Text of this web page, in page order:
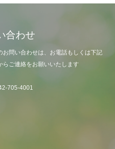
合わせ
問い合わせは、お電話もしくは下記
らご連絡をお願いいたします
705-4001